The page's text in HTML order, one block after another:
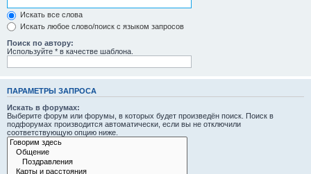
Искать все слова
Искать любое слово/поиск с языком запросов
Поиск по автору:
Используйте * в качестве шаблона.
ПАРАМЕТРЫ ЗАПРОСА
Искать в форумах:
Выберите форум или форумы, в которых будет произведён поиск. Поиск в
подфорумах производится автоматически, если вы не отключили
соответствующую опцию ниже.